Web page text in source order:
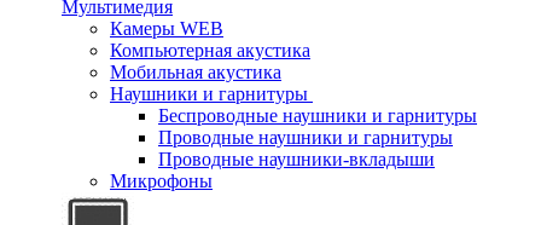
Мультимедия
Камеры WEB
Компьютерная акустика
Мобильная акустика
Наушники и гарнитуры
Беспроводные наушники и гарнитуры
Проводные наушники и гарнитуры
Проводные наушники-вкладыши
Микрофоны